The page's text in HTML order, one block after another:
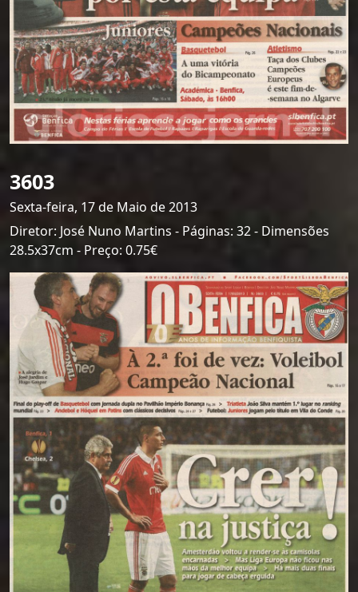
3603
Sexta-feira, 17 de Maio de 2013
Diretor: José Nuno Martins - Páginas: 32 - Dimensões
28.5x37cm - Preço: 0.75€